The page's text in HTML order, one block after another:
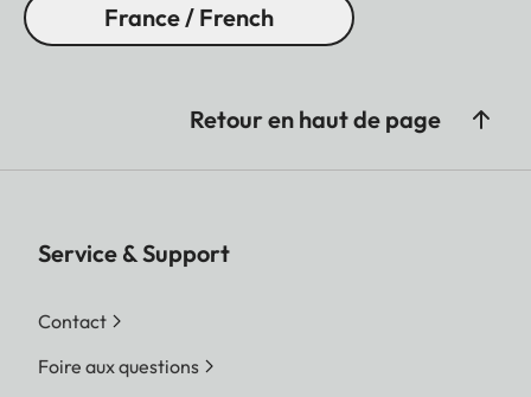
France / French
Retour en haut de page
Service & Support
Contact
Foire aux questions